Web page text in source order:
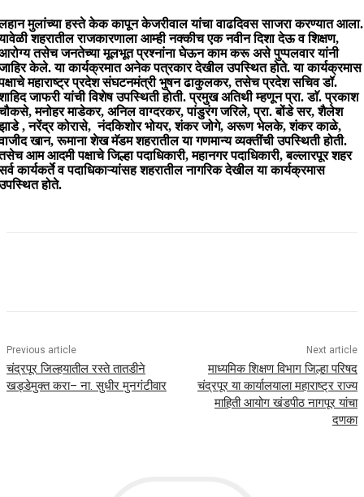
मुलांच्या हस्ते केक कापून केजरीवाल यांचा वाढदिवस साजरा करण्यात आला.
शहरातील राजकारणाला आम्ही नक्कीच एक नवीन दिशा देऊ व शिक्षण,
तसेच जनतेच्या मूलभूत प्रश्नांना घेऊन काम करू असे पुप्पलवार यांनी
केले. या कार्यक्रमात अनेक पत्रकार देखील उपस्थित होते. या कार्यक्रमास
महाराष्ट्र प्रदेश संघटनमंत्री भुषन ढाकुलकर, तसेच प्रदेश सचिव डॉ.
जाफरी यांची विशेष उपस्थिती होती. प्रमुख अतिथी म्हणून प्रा. डाॅ. प्रकाश
मनोहर माडेकर, अनिल वाग्दरकर, पांडुरंग जरिले, प्रा. बोंडे सर, शैलेश
, नरेंद्र कोरासे, नंदकिशोर भोयर, शंकर जोगे, अरूण भेलके, शंकर काळे,
खान, रूमाना शेख मॅडम शहरातील या गणमान्य व्यक्तींची उपस्थिती होती.
आम आदमी पक्षाचे जिल्हा पदाधिकारी, महानगर पदाधिकारी, बल्लारपूर शहर
कार्यकर्ते व पदाधिकाऱ्यांसह शहरातील नागरिक देखील या कार्यक्रमास
होते.
Previous article
चंद्रपूर जिल्‍हयातील रस्ते तातडीने
खड्डेमुक्त करा– ना. सुधीर मुनगंटीवार
Next article
माध्यमिक शिक्षण विभाग जिल्हा परिषद
चंद्रपूर या कार्यालयाला महाराष्ट्र राज्य
माहिती आयोग खंडपीठ नागपूर यांचा
दणका